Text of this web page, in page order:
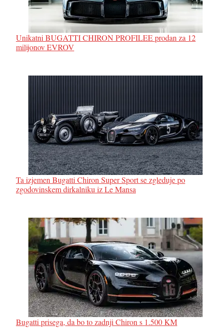
Unikatni BUGATTI CHIRON PROFILEE prodan za 12
milijonov EVROV
Ta izjemen Bugatti Chiron Super Sport se zgleduje po
zgodovinskem dirkalniku iz Le Mansa
Bugatti prisega, da bo to zadnji Chiron s 1.500 KM